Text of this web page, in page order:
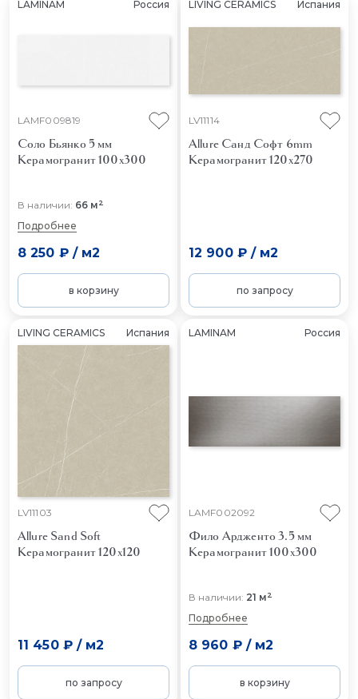
LAMINAM Россия
LAMF009819
Соло Бьянко 5 мм
Керамогранит 100x300
В наличии: 66 м2
Подробнее
8 250 ₽/ м2
в корзину
LIVING CERAMICS Испания
LV11114
Allure Санд Софт 6mm
Керамогранит 120x270
12 900 ₽/ м2
по запросу
LIVING CERAMICS Испания
LV11103
Allure Sand Soft
Керамогранит 120x120
11 450 ₽/ м2
по запросу
LAMINAM Россия
LAMF002092
Фило Ардженто 3.5 мм
Керамогранит 100x300
В наличии: 21 м2
Подробнее
8 960 ₽/ м2
в корзину